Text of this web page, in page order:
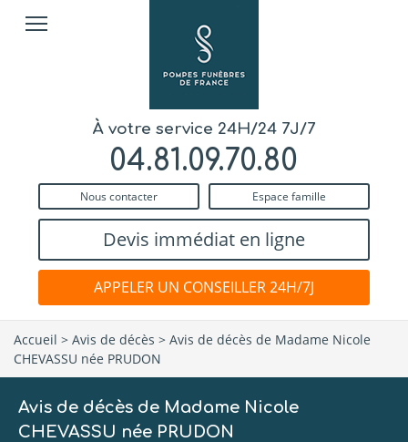
À votre service 24H/24 7J/7
04.81.09.70.80
Nous contacter Espace famille
Devis immédiat en ligne
APPELER UN CONSEILLER 24H/7J
Accueil > Avis de décès > Avis de décès de Madame Nicole
CHEVASSU née PRUDON
Avis de décès de Madame Nicole
CHEVASSU née PRUDON